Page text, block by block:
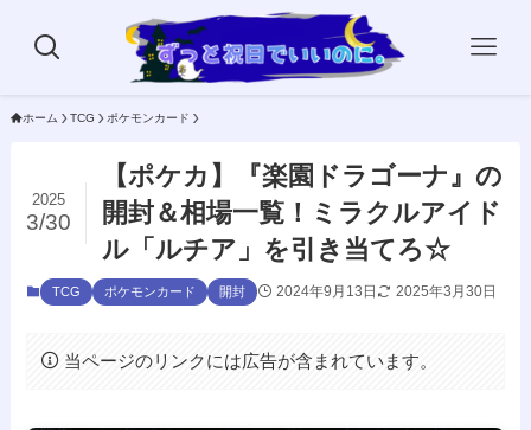
ホーム TCG ポケモンカード
【ポケカ】『楽園ドラゴーナ』の
開封＆相場一覧！ミラクルアイド
ル「ルチア」を引き当てろ☆
2025
3/30
TCG ポケモンカード 開封 2024年9月13日 2025年3月30日
当ページのリンクには広告が含まれています。